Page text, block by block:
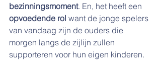
bezinningsmoment. En, het heeft een
opvoedende rol want de jonge spelers
van vandaag zijn de ouders die
morgen langs de zijlijn zullen
supporteren voor hun eigen kinderen.